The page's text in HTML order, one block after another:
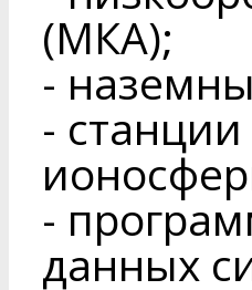
(МКА);
-
-
-
данных